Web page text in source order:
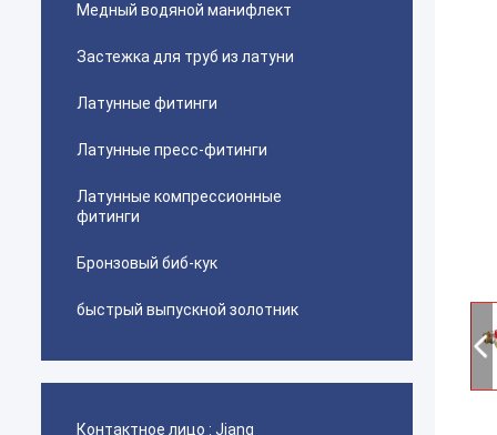
Медный водяной манифлект
Застежка для труб из латуни
Латунные фитинги
Латунные пресс-фитинги
Латунные компрессионные
фитинги
Бронзовый биб-кук
быстрый выпускной золотник
Контактное лицо : Jiang